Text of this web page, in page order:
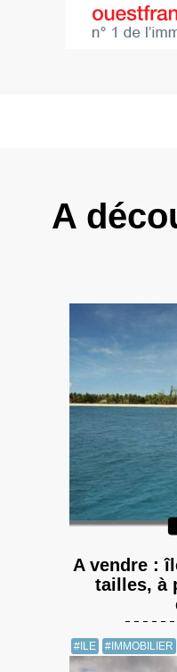
A
A vendre :
tailles, à
#ILE #IMMOBILIER